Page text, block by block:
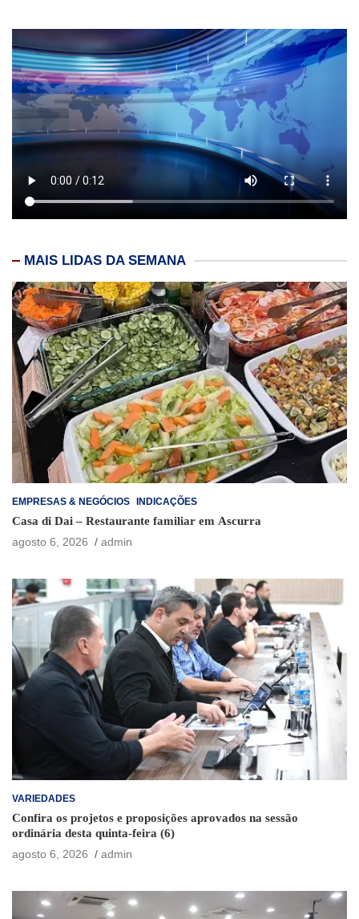
MAIS LIDAS DA SEMANA
EMPRESAS & NEGÓCIOS INDICAÇÕES
Casa di Dai – Restaurante familiar em Ascurra
agosto 6, 2026
admin
VARIEDADES
Confira os projetos e proposições aprovados na sessão
ordinária desta quinta-feira (6)
agosto 6, 2026
admin